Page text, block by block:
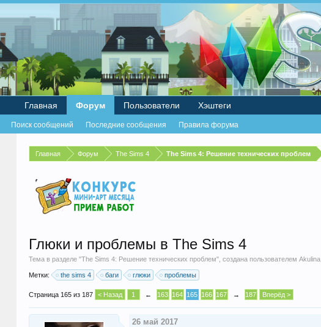
Главная Форум The Sims 4 The Sims 4: Решение технических проблем
Глюки и проблемы в The Sims 4
Тема в разделе "The Sims 4: Решение технических проблем", создана пользователем Akulina,
Метки: the sims 4 баги глюки проблемы
Страница 165 из 187 < Назад 1 ← 163 164 165 166 167 → 187 Вперёд >
26 май 2017
Главная Форум
Поиск сообщений Последние сообщения Правила форума
Пользователи Хэштеги